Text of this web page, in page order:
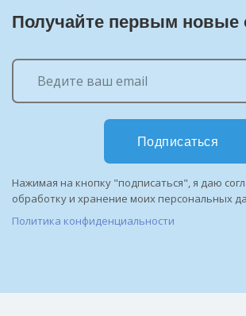
Получайте первым новые
Подписаться
Нажимая на кнопку "подписаться", я даю
обработку и хранение моих персональных
Политика конфиденциальности